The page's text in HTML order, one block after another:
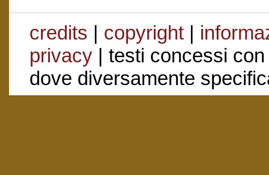
credits | copyright|
privacy| testi concessi
dove diversamente